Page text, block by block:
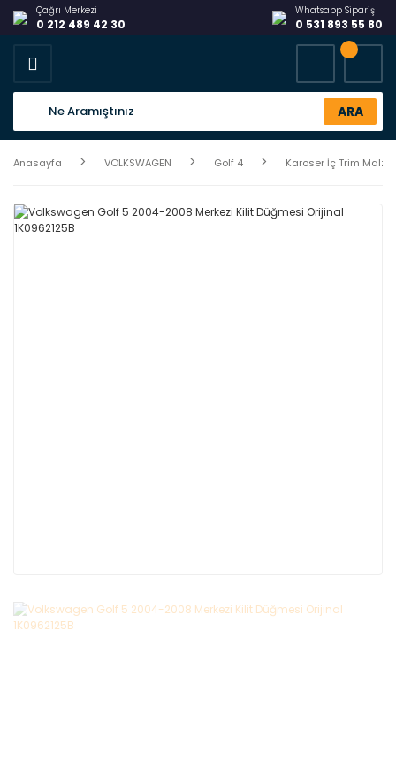
Çağrı Merkezi
0 212 489 42 30
Whatsapp Sipariş
0 531 893 55 80
ARA
Anasayfa VOLKSWAGEN Golf 4 Karoser İç Trim